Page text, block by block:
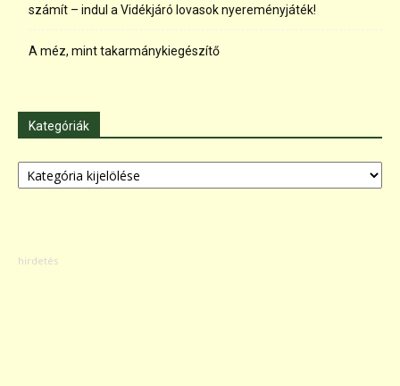
számít – indul a Vidékjáró lovasok nyereményjáték!
A méz, mint takarmánykiegészítő
Kategóriák
Kategóriák